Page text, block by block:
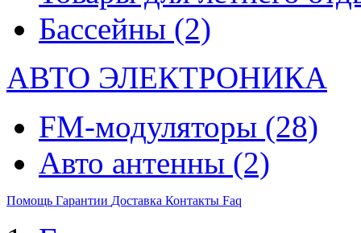
Бассейны (2)
АВТО ЭЛЕКТРОНИКА
FM-модуляторы (28)
Авто антенны (2)
Помощь Гарантии Доставка Контакты Faq